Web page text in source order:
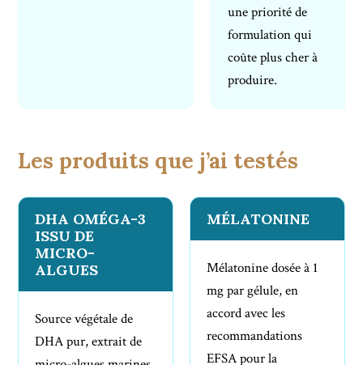
une priorité de
formulation qui
coûte plus cher à
produire.
Les produits que j’ai testés
DHA OMÉGA-3
ISSU DE
MICRO-
ALGUES
Source végétale de
DHA pur, extrait de
MÉLATONINE
Mélatonine dosée à 1
mg par gélule, en
accord avec les
recommandations
EFSA pour la